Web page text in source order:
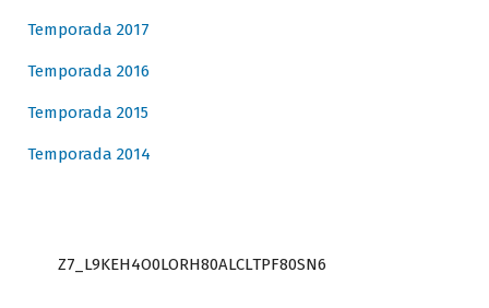
Temporada 2017
Temporada 2016
Temporada 2015
Temporada 2014
Z7_L9KEH4O0LORH80ALCLTPF80SN6